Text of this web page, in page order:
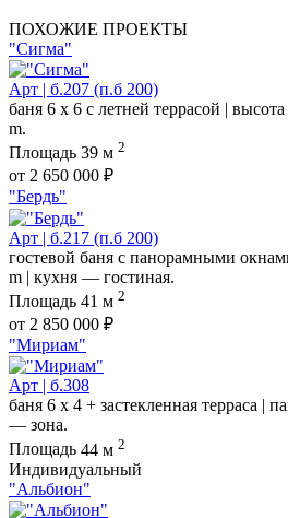
ПОХОЖИЕ ПРОЕКТЫ
"Сигма"
Арт | б.207 (п.б 200)
баня 6 х 6 с летней террасой |
m.
Площадь 39 м 2
от 2 650 000 ₽
"Бердь"
Арт | б.217 (п.б 200)
гостевой баня с панорамными
m | кухня — гостиная.
Площадь 41 м 2
от 2 850 000 ₽
"Мириам"
Арт | б.308
баня 6 х 4 + застекленная терраса |
— зона.
Площадь 44 м 2
Индивидуальный
"Альбион"